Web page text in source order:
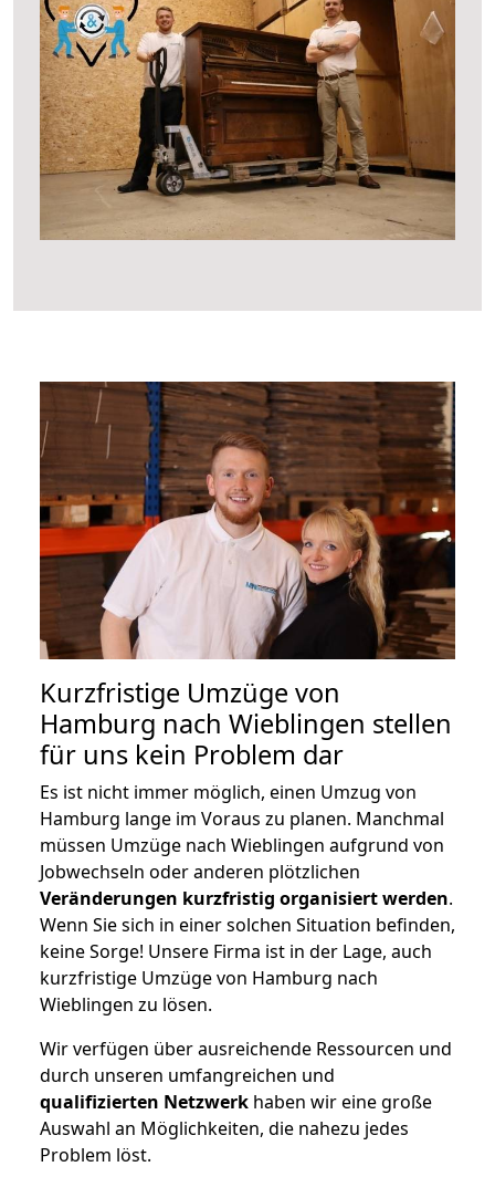
Kurzfristige Umzüge von
Hamburg nach Wieblingen stellen
für uns kein Problem dar
Es ist nicht immer möglich, einen Umzug von
Hamburg lange im Voraus zu planen. Manchmal
müssen Umzüge nach Wieblingen aufgrund von
Jobwechseln oder anderen plötzlichen
Veränderungen kurzfristig organisiert werden.
Wenn Sie sich in einer solchen Situation befinden,
keine Sorge! Unsere Firma ist in der Lage, auch
kurzfristige Umzüge von Hamburg nach
Wieblingen zu lösen.
Wir verfügen über ausreichende Ressourcen und
durch unseren umfangreichen und
qualifizierten Netzwerk haben wir eine große
Auswahl an Möglichkeiten, die nahezu jedes
Problem löst.